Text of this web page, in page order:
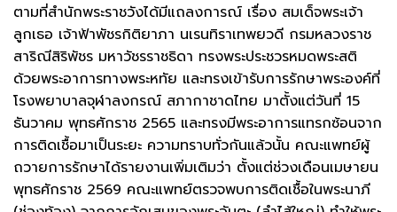
ตามที่สำนักพระราชวังได้มีแถลงการณ์ เรื่อง สมเด็จพระเจ้า
ลูกเธอ เจ้าฟ้าพัชรกิติยาภา นเรนทิราเทพยวดี กรมหลวงราช
สาริณีสิริพัชร มหาวัชรราชธิดา ทรงพระประชวรหมดพระสติ
ด้วยพระอาการทางพระหทัย และทรงเข้ารับการรักษาพระองค์ที่
โรงพยาบาลจุฬาลงกรณ์ สภากาชาดไทย มาตั้งแต่วันที่ 15
ธันวาคม พุทธศักราช 2565 และทรงมีพระอาการแทรกซ้อนจาก
การติดเชื้อมาเป็นระยะ ความทราบทั่วกันแล้วนั้น คณะแพทย์ผู้
ถวายการรักษาได้รายงานเพิ่มเติมว่า ตั้งแต่ช่วงเดือนเมษายน
พุทธศักราช 2569 คณะแพทย์ตรวจพบการติดเชื้อในพระนาภี